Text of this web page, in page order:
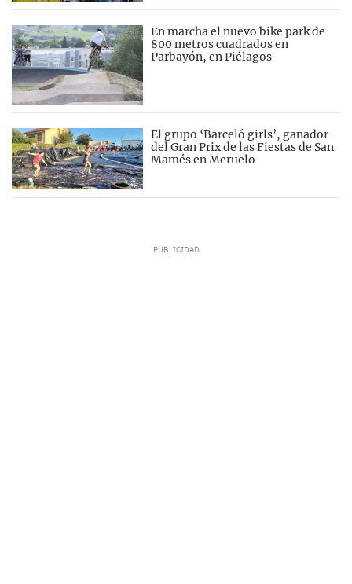
En marcha el nuevo bike park de
800 metros cuadrados en
Parbayón, en Piélagos
El grupo ‘Barceló girls’, ganador
del Gran Prix de las Fiestas de San
Mamés en Meruelo